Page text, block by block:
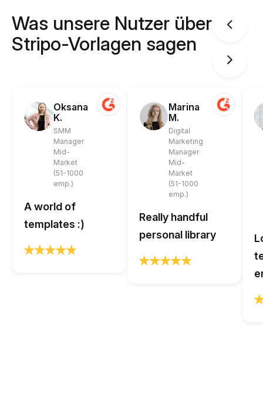
Was unsere Nutzer über
Stripo-Vorlagen sagen
Oksana
K.
SMM
Manager
Mid-
Market
(51-1000
emp.)
A world of
templates :)
Marina
M.
Digital
Marketing
Manager
Mid-
Market
(51-1000
emp.)
Really handful
personal library